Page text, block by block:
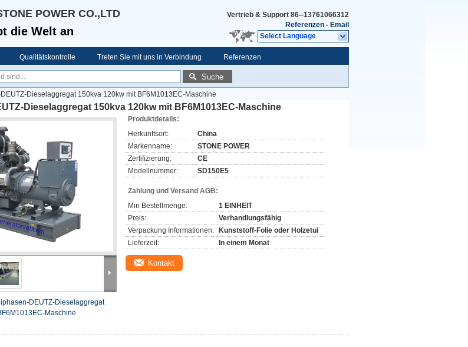
POWER CO.,LTD
die Welt an
Vertrieb & Support 86--13761066312
Referenzen - Email
Select Language
Qualitätskontrolle Treten Sie mit uns in Verbindung Referenzen
Suche
Dieselaggregat 150kva 120kw mit BF6M1013EC-Maschine
Dieselaggregat 150kva 120kw mit BF6M1013EC-Maschine
DEUTZ-Dieselaggregat
Maschine
Produktdetails:
Herkunftsort:
China
Markenname:
STONE POWER
Zertifizierung:
CE
Modellnummer:
SD150E5
Zahlung und Versand AGB:
Min Bestellmenge:
1 EINHEIT
Preis:
Verhandlungsfähig
Verpackung Informationen:
Kunststoff-Folie oder Holzetui
Lieferzeit:
In einem Monat
Kontakt